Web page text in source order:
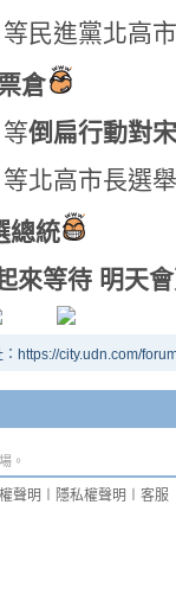
民進黨北高
倉
倒扁行動對
北高市長選
總統
來等待 明天
：https://city.udn.com/
。
聲明 隱私權聲明 客服